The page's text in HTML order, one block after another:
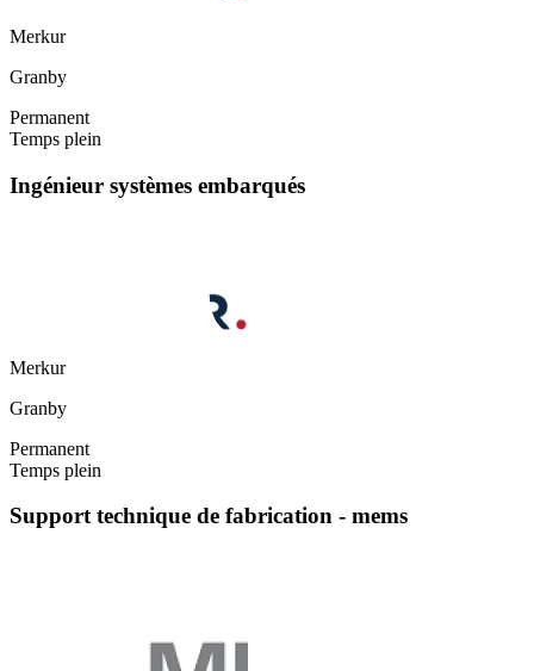
Merkur
Granby
Permanent
Temps plein
Ingénieur systèmes embarqués
Merkur
Granby
Permanent
Temps plein
Support technique de fabrication - mems